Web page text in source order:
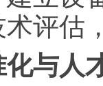
评估
与人